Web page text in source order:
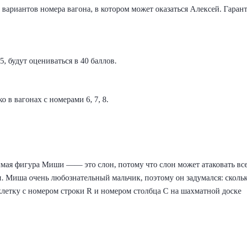
номера вагона, в котором может оказаться Алексей.
оцениваться в 40 баллов.
в вагонах с номерами 6, 7, 8.​
фигура Миши —— это слон, потому что слон может атаковать
Миша очень любознательный мальчик, поэтому он задумался:
с номером строки R и номером столбца C на шахматной доске